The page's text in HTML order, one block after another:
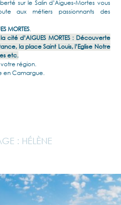
sur le Salin d’Aigues-Mortes vous
aux métiers passionnants des
MORTES.
cité d’AIGUES MORTES: Découverte
la place Saint Louis, l’Eglise Notre
etc.
région.
en Camargue.
: HÉLÈNE